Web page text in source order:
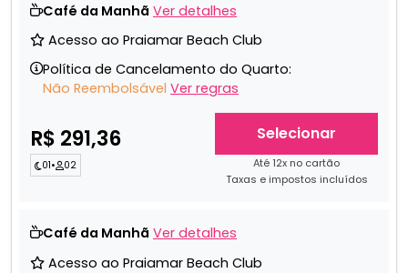
Café da Manhã Ver detalhes
Acesso ao Praiamar Beach Club
Política de Cancelamento do Quarto:
Não Reembolsável Ver regras
R$ 291,36
01• 02
Selecionar
Até 12x no cartão
Taxas e impostos incluídos
Café da Manhã Ver detalhes
Acesso ao Praiamar Beach Club